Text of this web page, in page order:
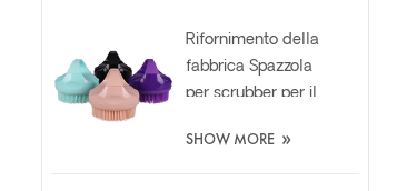
Rifornimento della
fabbrica Spazzola
per scrubber per il
bagno in luffa
SHOW MORE »